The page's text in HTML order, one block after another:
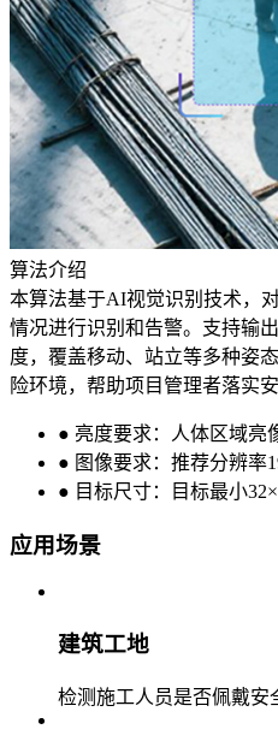
算法介绍
本算法基于AI视觉识别技术，
情况进行识别和告警。支持输
度，覆盖移动、站立等多种姿
险环境，帮助项目管理者落实
● 亮度要求：人体区域亮
● 图像要求：推荐分辨率
● 目标尺寸：目标最小
应用场景
建筑工地
检测施工人员是否佩戴安